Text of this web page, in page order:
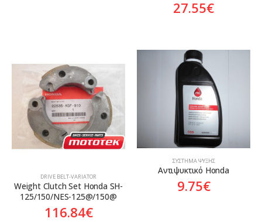
27.55€
DRIVE BELT-VARIATOR
Weight Clutch Set Honda SH-
125/150/NES-125@/150@
116.84€
ΣΎΣΤΗΜΑ ΨΎΞΗΣ
Αντιψυκτικό Honda
9.75€